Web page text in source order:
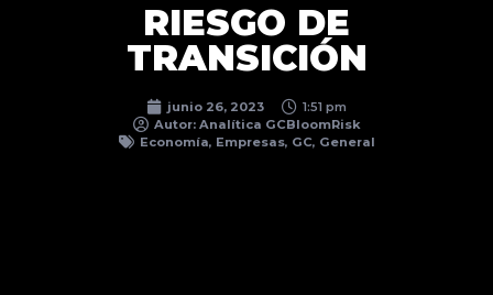
RIESGO DE
TRANSICIÓN
junio 26, 2023
1:51 pm
Autor:Analítica GCBloomRisk
Economía, Empresas, GC, General